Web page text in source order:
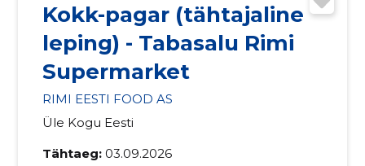
Kokk-pagar (tähtajaline
leping) - Tabasalu Rimi
Supermarket
RIMI EESTI FOOD AS
Üle Kogu Eesti
Tähtaeg: 03.09.2026